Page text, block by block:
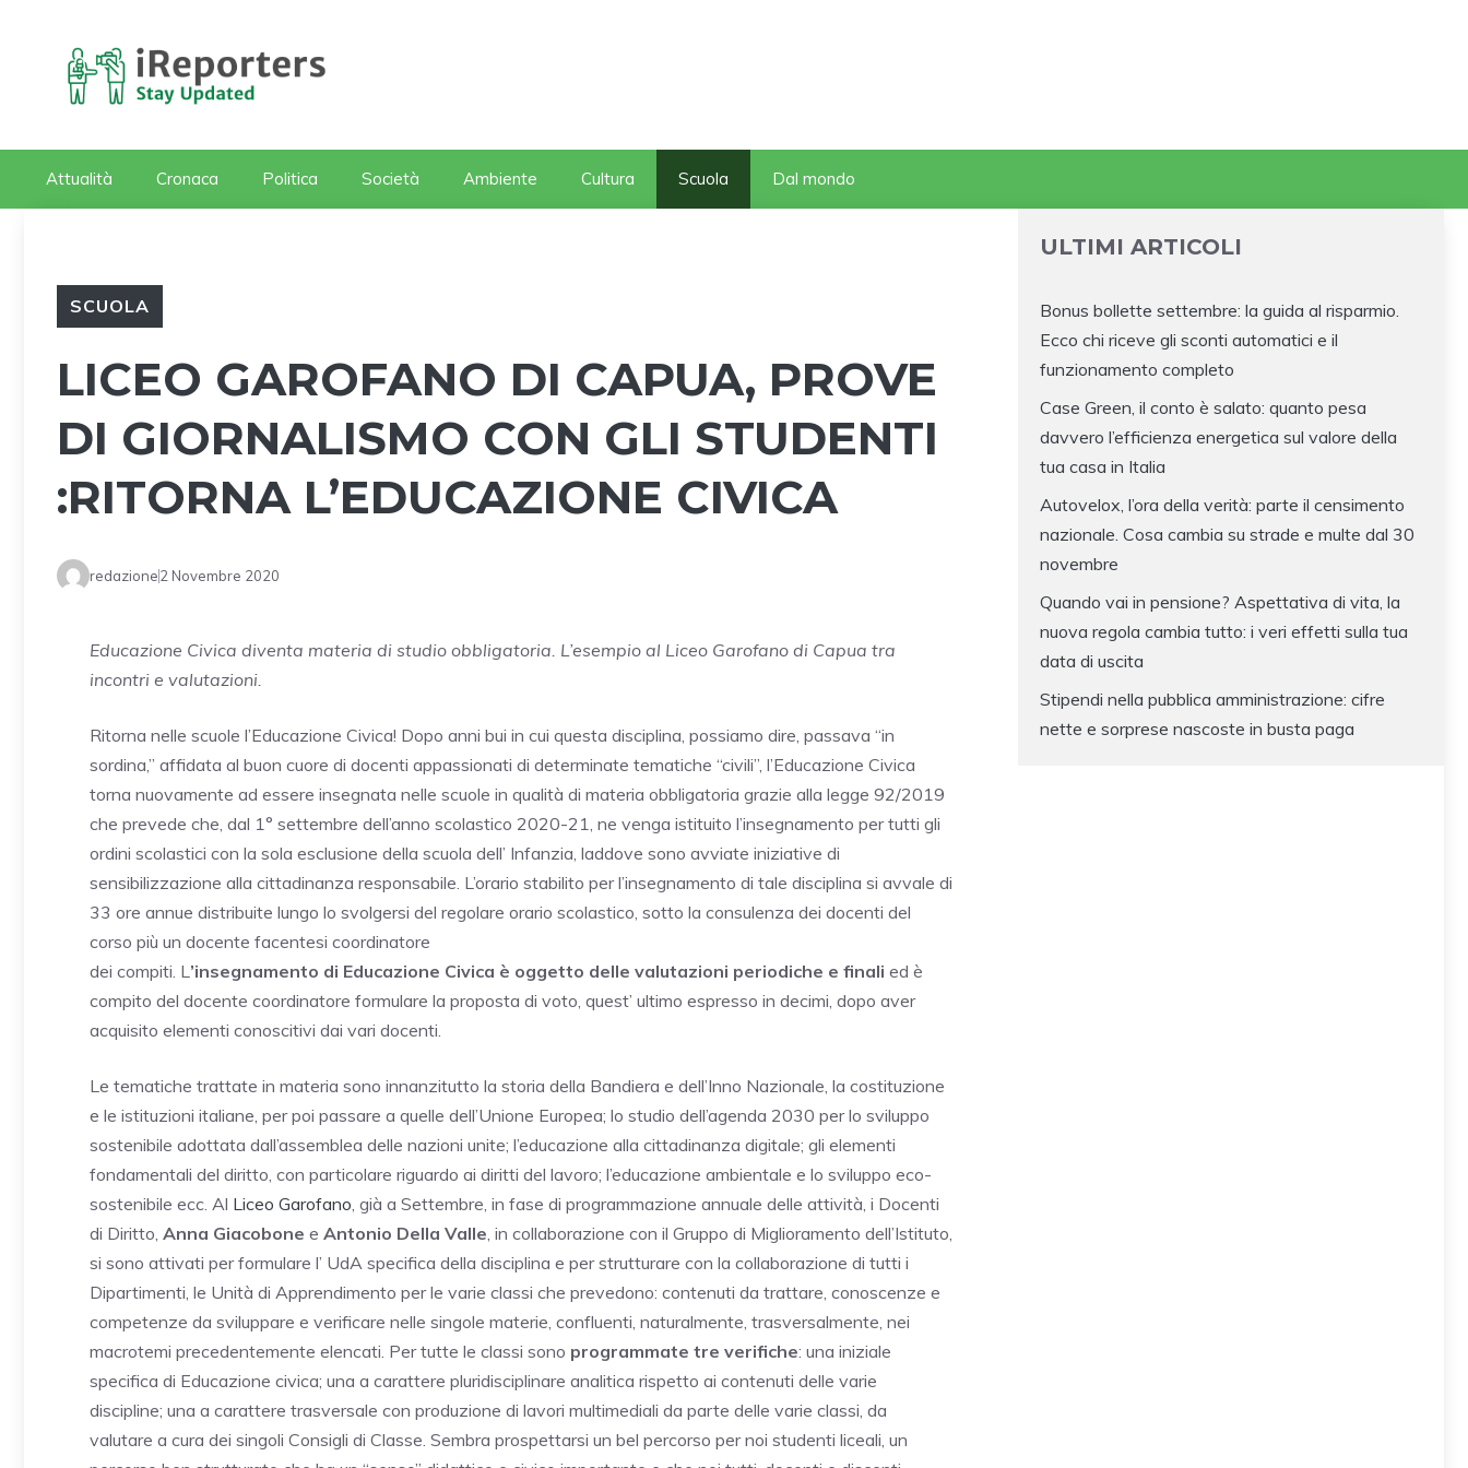
contenuto
Attualità Cronaca Politica Società Ambiente Cultura Scuola Dal mondo
SCUOLA
LICEO GAROFANO DI CAPUA, PROVE
DI GIORNALISMO CON GLI STUDENTI
:RITORNA L’EDUCAZIONE CIVICA
redazione2 Novembre 2020
Educazione Civica diventa materia di studio obbligatoria. L’esempio al Liceo Garofano di Capua tra
incontri e valutazioni.
Ritorna nelle scuole l’Educazione Civica! Dopo anni bui in cui questa disciplina, possiamo dire, passava “in
sordina,” affidata al buon cuore di docenti appassionati di determinate tematiche “civili”, l’Educazione Civica
torna nuovamente ad essere insegnata nelle scuole in qualità di materia obbligatoria grazie alla legge 92/2019
che prevede che, dal 1° settembre dell’anno scolastico 2020-21, ne venga istituito l’insegnamento per tutti gli
ordini scolastici con la sola esclusione della scuola dell’ Infanzia, laddove sono avviate iniziative di
sensibilizzazione alla cittadinanza responsabile. L’orario stabilito per l’insegnamento di tale disciplina si avvale di
33 ore annue distribuite lungo lo svolgersi del regolare orario scolastico, sotto la consulenza dei docenti del
corso più un docente facentesi coordinatore
dei compiti. L’insegnamento di Educazione Civica è oggetto delle valutazioni periodiche e finali ed è
compito del docente coordinatore formulare la proposta di voto, quest’ ultimo espresso in decimi, dopo aver
acquisito elementi conoscitivi dai vari docenti.
Le tematiche trattate in materia sono innanzitutto la storia della Bandiera e dell’Inno Nazionale, la costituzione
e le istituzioni italiane, per poi passare a quelle dell’Unione Europea; lo studio dell’agenda 2030 per lo sviluppo
sostenibile adottata dall’assemblea delle nazioni unite; l’educazione alla cittadinanza digitale; gli elementi
fondamentali del diritto, con particolare riguardo ai diritti del lavoro; l’educazione ambientale e lo sviluppo eco-
sostenibile ecc. Al Liceo Garofano, già a Settembre, in fase di programmazione annuale delle attività, i Docenti
di Diritto, Anna Giacobone e Antonio Della Valle, in collaborazione con il Gruppo di Miglioramento dell’Istituto,
si sono attivati per formulare l’ UdA specifica della disciplina e per strutturare con la collaborazione di tutti i
Dipartimenti, le Unità di Apprendimento per le varie classi che prevedono: contenuti da trattare, conoscenze e
competenze da sviluppare e verificare nelle singole materie, confluenti, naturalmente, trasversalmente, nei
macrotemi precedentemente elencati. Per tutte le classi sono programmate tre verifiche: una iniziale
specifica di Educazione civica; una a carattere pluridisciplinare analitica rispetto ai contenuti delle varie
discipline; una a carattere trasversale con produzione di lavori multimediali da parte delle varie classi, da
valutare a cura dei singoli Consigli di Classe. Sembra prospettarsi un bel percorso per noi studenti liceali, un
ULTIMI ARTICOLI
Bonus bollette settembre: la guida al risparmio.
Ecco chi riceve gli sconti automatici e il
funzionamento completo
Case Green, il conto è salato: quanto pesa
davvero l’efficienza energetica sul valore della
tua casa in Italia
Autovelox, l’ora della verità: parte il censimento
nazionale. Cosa cambia su strade e multe dal 30
novembre
Quando vai in pensione? Aspettativa di vita, la
nuova regola cambia tutto: i veri effetti sulla tua
data di uscita
Stipendi nella pubblica amministrazione: cifre
nette e sorprese nascoste in busta paga